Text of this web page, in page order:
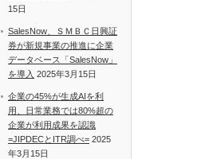
15日
SalesNow、ＳＭＢＣ日興証
券が新規事業の推進に企業
データベース「SalesNow」
を導入 2025年3月15日
企業の45%が生成AIを利
用、日常業務では80%超の
企業が利用成果を認識
=JIPDECとITR調べ= 2025
年3月15日